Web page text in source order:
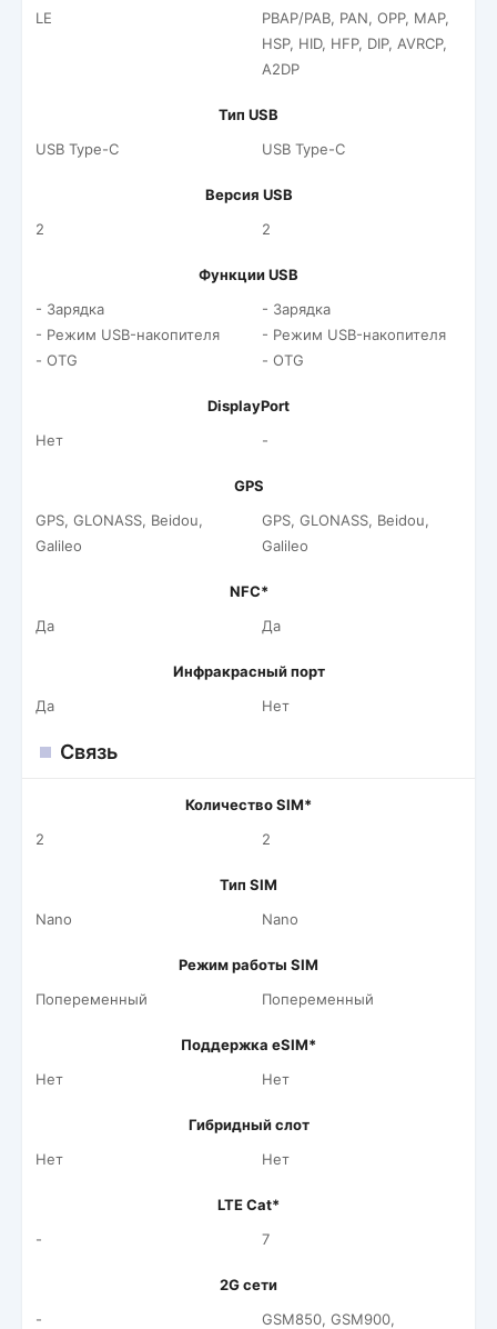
LE
PBAP/PAB, PAN, OPP, MAP,
HSP, HID, HFP, DIP, AVRCP,
A2DP
Тип USB
USB Type-C
USB Type-C
Версия USB
2
2
Функции USB
- Зарядка
- Режим USB-накопителя
- OTG
- Зарядка
- Режим USB-накопителя
- OTG
DisplayPort
Нет
-
GPS
GPS, GLONASS, Beidou,
Galileo
GPS, GLONASS, Beidou,
Galileo
NFC*
Да
Да
Инфракрасный порт
Да
Нет
Связь
Количество SIM*
2
2
Тип SIM
Nano
Nano
Режим работы SIM
Попеременный
Попеременный
Поддержка eSIM*
Нет
Нет
Гибридный слот
Нет
Нет
LTE Cat*
-
7
2G сети
-
GSM850, GSM900,